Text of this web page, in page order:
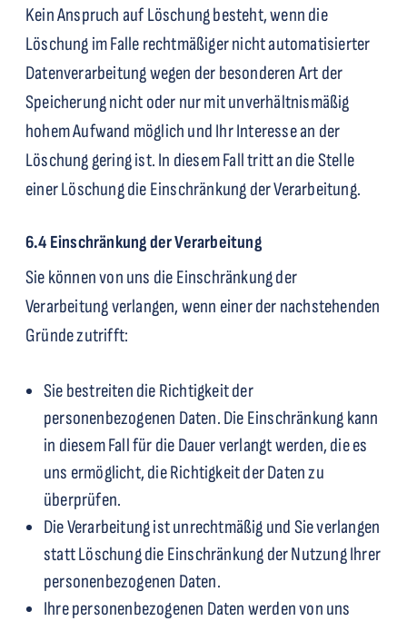
Kein Anspruch auf Löschung besteht, wenn die
Löschung im Falle rechtmäßiger nicht automatisierter
Datenverarbeitung wegen der besonderen Art der
Speicherung nicht oder nur mit unverhältnismäßig
hohem Aufwand möglich und Ihr Interesse an der
Löschung gering ist. In diesem Fall tritt an die Stelle
einer Löschung die Einschränkung der Verarbeitung.
6.4 Einschränkung der Verarbeitung
Sie können von uns die Einschränkung der
Verarbeitung verlangen, wenn einer der nachstehenden
Gründe zutrifft:
Sie bestreiten die Richtigkeit der
personenbezogenen Daten. Die Einschränkung kann
in diesem Fall für die Dauer verlangt werden, die es
uns ermöglicht, die Richtigkeit der Daten zu
überprüfen.
Die Verarbeitung ist unrechtmäßig und Sie verlangen
statt Löschung die Einschränkung der Nutzung Ihrer
personenbezogenen Daten.
Ihre personenbezogenen Daten werden von uns